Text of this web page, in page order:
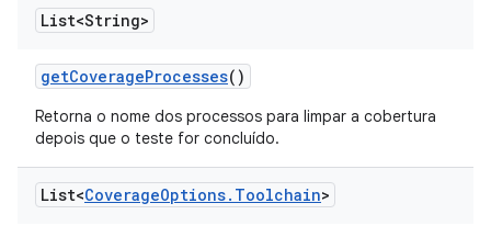
List<String>
getCoverageProcesses()
Retorna o nome dos processos para limpar a cobertura
depois que o teste for concluído.
List<CoverageOptions. Toolchain>